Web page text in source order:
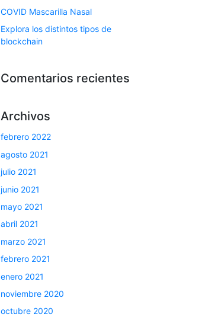
COVID Mascarilla Nasal
Explora los distintos tipos de
blockchain
Comentarios recientes
Archivos
febrero 2022
agosto 2021
julio 2021
junio 2021
mayo 2021
abril 2021
marzo 2021
febrero 2021
enero 2021
noviembre 2020
octubre 2020